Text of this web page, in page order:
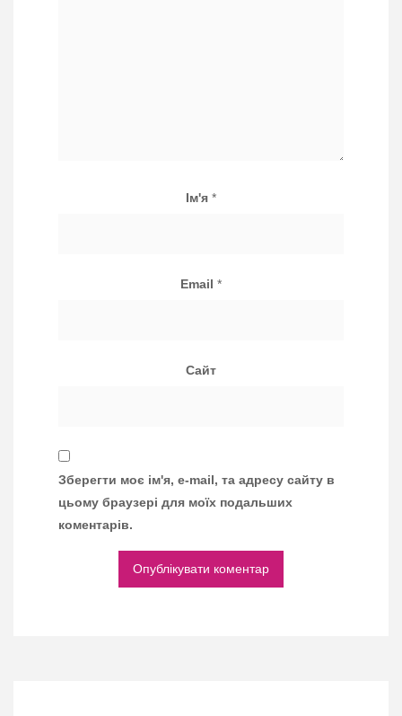
Ім'я *
Email *
Сайт
Зберегти моє ім'я, e-mail, та адресу сайту в
цьому браузері для моїх подальших
коментарів.